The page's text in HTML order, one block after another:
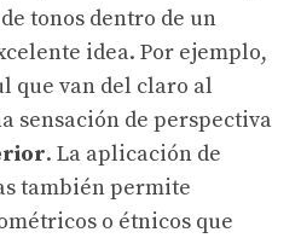
tonos dentro de un
idea. Por ejemplo,
que van del claro al
sensación de perspectiva
. La aplicación de
también permite
o étnicos que